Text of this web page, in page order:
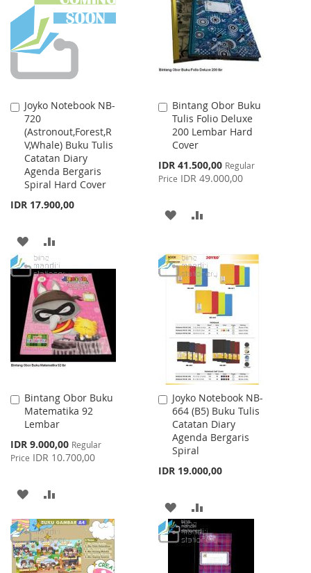
LIST
LIST
Joyko Notebook NB-
720
(Astronout,Forest,R
V,Whale) Buku Tulis
Catatan Diary
Agenda Bergaris
Spiral Hard Cover
IDR 17.900,00
Add
to
Cart
ADD
TO
WISH
LIST
TO
COMPARE
Bintang Obor Buku
Tulis Folio Deluxe
200 Lembar Hard
Cover
Special
Price
IDR 41.500,00 Regular
Price IDR 49.000,00
Add
to
Cart
ADD
WISH
LIST
COMPARE
Bintang Obor Buku
Matematika 92
Lembar
Special
Price
IDR 9.000,00 Regular
Price IDR 10.700,00
Add
to
Cart
ADD
TO
WISH
LIST
TO
COMPARE
Joyko Notebook NB-
664 (B5) Buku Tulis
Catatan Diary
Agenda Bergaris
Spiral
IDR 19.000,00
Add
to
Cart
ADD
TO
WISH
TO
COMPARE